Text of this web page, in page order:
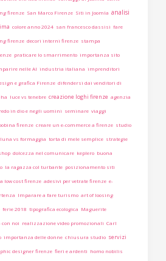
firenze San Marco Firenze Siti in Joomla analisi
colore anno 2024 san francesco dassisi fare
firenze decori interni firenze stampa
praticare lo smarrimento importanza sito
nelle AI industria italiana imprenditori
e grafica Firenze difendersi dai venditori di
luce vs tenebre creazione loghi firenze agenzia
in dio e negli uomini seminare viaggi
firenze creare un e-commerce a firenze studio
luna vs formaggia torta di mele semplice strategie
dolcezza nel comunicare keplero buona
la ragazza col turbante posizionamento siti
low cost firenze adesivi per vetrate firenze e-
Imparare a fare turismo art of loosing
ferie 2018 tipografica ecologica Maguerite
con noi realizzazione video promozionali Carl
importanza delle donne chiusura studio servizi
designer firenze fieri e ardenti homo nobilis